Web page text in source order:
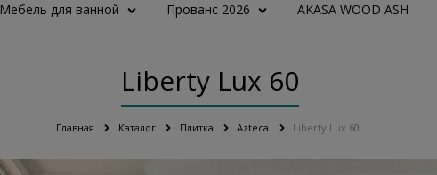
Мебель для ванной Прованс 2026 AKASA WOOD ASH
Liberty Lux 60
Главная Каталог Плитка Azteca Liberty Lux 60